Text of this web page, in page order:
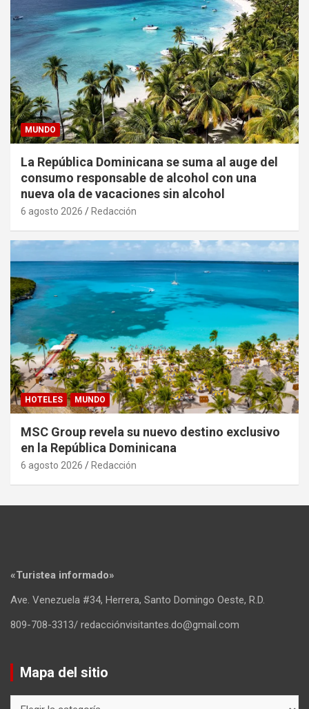
MUNDO
La República Dominicana se suma al auge del
consumo responsable de alcohol con una
nueva ola de vacaciones sin alcohol
6 agosto 2026 Redacción
HOTELES MUNDO
MSC Group revela su nuevo destino exclusivo
en la República Dominicana
6 agosto 2026 Redacción
«Turistea informado»
Ave. Venezuela #34, Herrera, Santo Domingo Oeste, R.D.
809-708-3313/ redacciónvisitantes.do@gmail.com
Mapa del sitio